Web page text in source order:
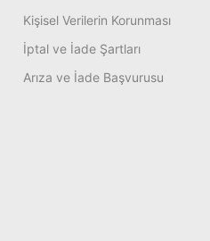
Kişisel Verilerin Korunması
İptal ve İade Şartları
Arıza ve İade Başvurusu